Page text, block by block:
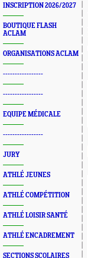
INSCRIPTION 2026/2027
BOUTIQUE FLASH
ACLAM
ORGANISATIONS ACLAM
-----------------
-----------------
EQUIPE MÉDICALE
-----------------
JURY
ATHLÉ JEUNES
ATHLÉ COMPÉTITION
ATHLÉ LOISIR SANTÉ
ATHLÉ ENCADREMENT
SECTIONS SCOLAIRES